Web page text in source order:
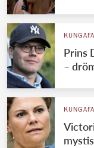
Prins
–